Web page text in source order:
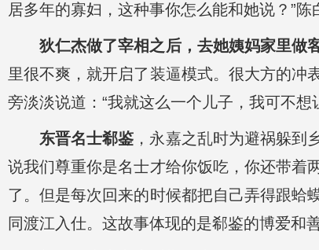
居多年的寡妇，这种事你怎么能和她说？”
狄仁杰做了宰相之后，去她姨妈家里做
里很不爽，就开启了装逼模式。很大方的冲
旁淡淡说道：“我就这么一个儿子，我可不
东晋名士郗鉴 ，永嘉之乱时为避祸躲到
说我们尊重你是名士才给你饭吃，你还带着
了。但是每次回来的时候都把自己弄得跟蛤
同渡江入仕。这故事体现的是郗鉴的博爱和